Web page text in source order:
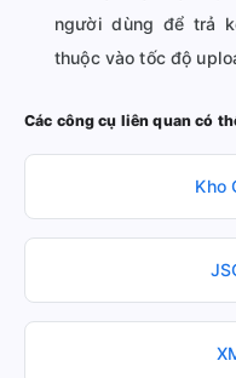
người dùng để trả
thuộc vào tốc độ
Các công cụ liên quan có
Kho